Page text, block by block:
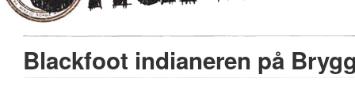
Blackfoot indianeren på